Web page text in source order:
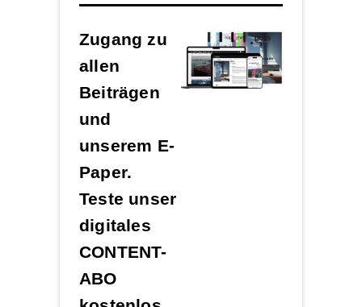
Zugang zu
allen
Beiträgen
und
unserem E-
Paper.
Teste unser
digitales
CONTENT-
ABO